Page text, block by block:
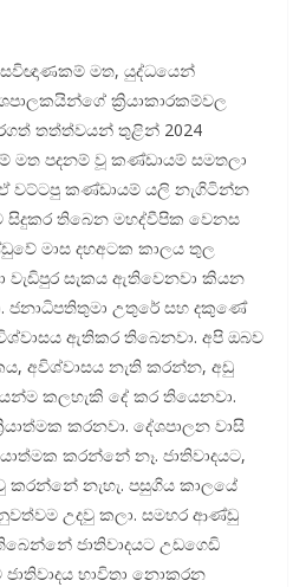
මත, යුද්ධයෙන්
ක්‍රියාකාරකම්වල
තත්ත්වයන් තුළින් 2024
මත පදනම් වූ කණ්ඩායම් සමතලා
ඒ වට්ටපු කණ්ඩායම් යලි නැගිටින්න
සිදුකර තිබෙන මහද්වීපික වෙනස
මාස දහඅටක කාලය තුල
සැකය ඇතිවෙනවා කියන
ජනාධිපතිතුමා උතුරේ සහ දකුණේ
ඇතිකර තිබෙනවා. අපි ඔබව
අවිශ්වාසය නැති කරන්න, අඩු
කලහැකි දේ කර තියෙනවා.
කරනවා. දේශපාලන වාසි
කරන්නේ නෑ. ජාතිවාදයට,
කරන්නේ නැහැ. පසුගිය කාලයේ
උදවු කලා. සමහර ආණ්ඩු
ජාතිවාදයට උඩගෙඩි
භාවිතා නොකරන